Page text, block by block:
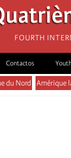
Fourth
Contactos
du Nord Amérique